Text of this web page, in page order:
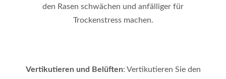
den Rasen schwächen und anfälliger für
Trockenstress machen.
Vertikutieren und Belüften: Vertikutieren Sie den